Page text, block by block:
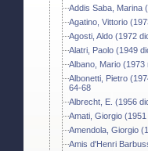
Addis Saba, Marina
Agatino, Vittorio
Agosti, Aldo (1972
Alatri, Paolo (1949
Albano, Mario (1973
Albonetti, Pietro
64-68
Albrecht, E. (1956
Amati, Giorgio
Amendola, Giorgio
Amis d'Henri